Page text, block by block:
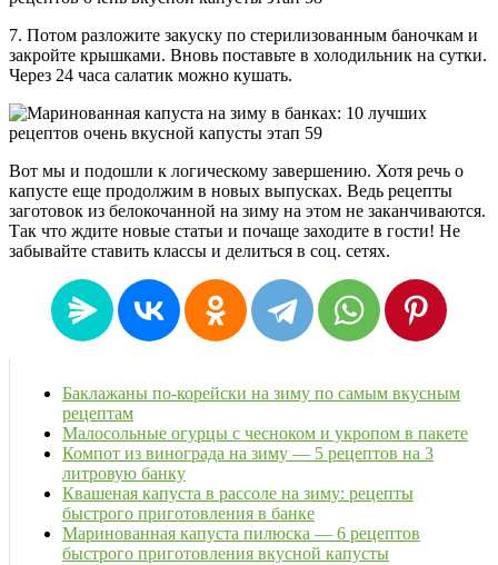
7. Потом разложите закуску по стерилизованным баночкам и
закройте крышками. Вновь поставьте в холодильник на сутки.
Через 24 часа салатик можно кушать.
Вот мы и подошли к логическому завершению. Хотя речь о
капусте еще продолжим в новых выпусках. Ведь рецепты
заготовок из белокочанной на зиму на этом не заканчиваются.
Так что ждите новые статьи и почаще заходите в гости! Не
забывайте ставить классы и делиться в соц. сетях.
Баклажаны по-корейски на зиму по самым вкусным
рецептам
Малосольные огурцы с чесноком и укропом в пакете
Компот из винограда на зиму — 5 рецептов на 3
литровую банку
Квашеная капуста в рассоле на зиму: рецепты
быстрого приготовления в банке
Маринованная капуста пилюска — 6 рецептов
быстрого приготовления вкусной капусты